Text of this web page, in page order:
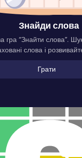
Знайди слова
гра “Знайти слова”.
слова і
Грати